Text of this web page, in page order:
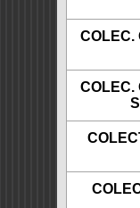
COLEC.
COLEC.